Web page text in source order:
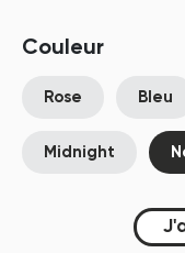
Couleur
Rose Bleu
Midnight